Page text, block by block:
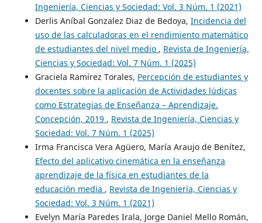
Ingeniería, Ciencias y Sociedad: Vol. 3 Núm. 1 (2021)
Derlis Aníbal Gonzalez Diaz de Bedoya, Incidencia del
uso de las calculadoras en el rendimiento matemático
de estudiantes del nivel medio , Revista de Ingeniería,
Ciencias y Sociedad: Vol. 7 Núm. 1 (2025)
Graciela Ramírez Torales, Percepción de estudiantes y
docentes sobre la aplicación de Actividades lúdicas
como Estrategias de Enseñanza – Aprendizaje.
Concepción, 2019 , Revista de Ingeniería, Ciencias y
Sociedad: Vol. 7 Núm. 1 (2025)
Irma Francisca Vera Agüero, María Araujo de Benítez,
Efecto del aplicativo cinemática en la enseñanza
aprendizaje de la física en estudiantes de la
educación media , Revista de Ingeniería, Ciencias y
Sociedad: Vol. 3 Núm. 1 (2021)
Evelyn María Paredes Irala, Jorge Daniel Mello Román,